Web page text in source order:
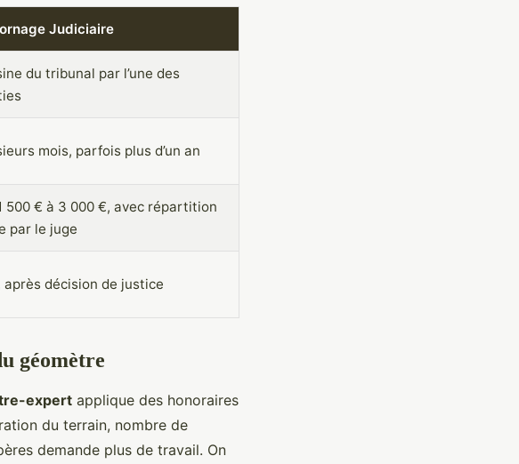
Judiciaire
du tribunal par l’une des
mois, parfois plus d’un an
500 € à 3 000 €, avec répartition
par le juge
après décision de justice
géomètre
expert applique des honoraires
du terrain, nombre de
demande plus de travail. On